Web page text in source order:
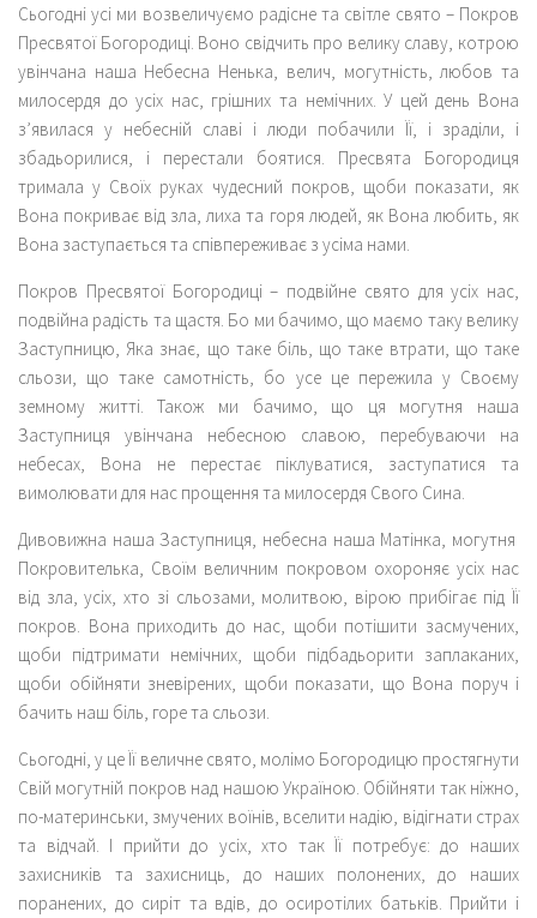
Сьогодні усі ми возвеличуємо радісне та світле свято – Покров
Пресвятої Богородиці. Воно свідчить про велику славу, котрою
увінчана наша Небесна Ненька, велич, могутність, любов та
милосердя до усіх нас, грішних та немічних. У цей день Вона
з’явилася у небесній славі і люди побачили Її, і зраділи, і
збадьорилися, і перестали боятися. Пресвята Богородиця
тримала у Своїх руках чудесний покров, щоби показати, як
Вона покриває від зла, лиха та горя людей, як Вона любить, як
Вона заступається та співпереживає з усіма нами.
Покров Пресвятої Богородиці – подвійне свято для усіх нас,
подвійна радість та щастя. Бо ми бачимо, що маємо таку велику
Заступницю, Яка знає, що таке біль, що таке втрати, що таке
сльози, що таке самотність, бо усе це пережила у Своєму
земному житті. Також ми бачимо, що ця могутня наша
Заступниця увінчана небесною славою, перебуваючи на
небесах, Вона не перестає піклуватися, заступатися та
вимолювати для нас прощення та милосердя Свого Сина.
Дивовижна наша Заступниця, небесна наша Матінка, могутня
Покровителька, Своїм величним покровом охороняє усіх нас
від зла, усіх, хто зі сльозами, молитвою, вірою прибігає під Її
покров. Вона приходить до нас, щоби потішити засмучених,
щоби підтримати немічних, щоби підбадьорити заплаканих,
щоби обійняти зневірених, щоби показати, що Вона поруч і
бачить наш біль, горе та сльози.
Сьогодні, у це Її величне свято, молімо Богородицю простягнути
Свій могутній покров над нашою Україною. Обійняти так ніжно,
по-материнськи, змучених воїнів, вселити надію, відігнати страх
та відчай. І прийти до усіх, хто так Її потребує: до наших
захисників та захисниць, до наших полонених, до наших
поранених, до сиріт та вдів, до осиротілих батьків. Прийти і